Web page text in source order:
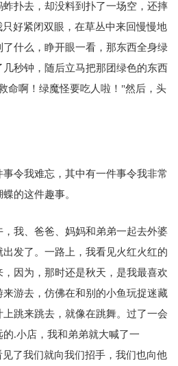
扑去，却没料到扑了一场空，还摔
好紧闭双眼，在草丛中来回慢慢地
什么，睁开眼一看，那东西全身绿
秒钟，随后立马把那团绿色的东西
命啊！绿魔怪要吃人啦！"然后，头
令我难忘，其中有一件事令我非常
的这件趣事。
我、爸爸、妈妈和弟弟一起去外婆
发了。一路上，我看见火红火红的
因为，那时还是秋天，是我最喜欢
游去，仿佛在和别的小鱼玩捉迷藏
跳来跳去，就像在跳舞。过了一会
.小店，我和弟弟就大喊了一
了我们就向我们招手，我们也向他